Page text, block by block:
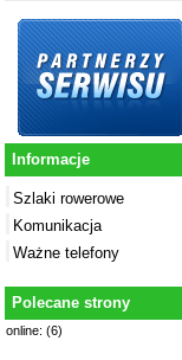
Informacje
Szlaki rowerowe
Komunikacja
Ważne telefony
Polecane strony
online: (6)